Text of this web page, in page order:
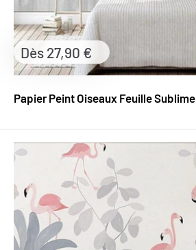
Papier Peint Oiseaux Feuille Sublime
Prix
réduit
Dès 27,90 €